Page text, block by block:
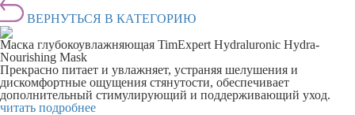
ВЕРНУТЬСЯ В КАТЕГОРИЮ
Маска глубокоувлажняющая TimExpert Hydraluronic Hydra‐
Nourishing Mask
Прекрасно питает и увлажняет, устраняя шелушения и
дискомфортные ощущения стянутости, обеспечивает
дополнительный стимулирующий и поддерживающий уход.
читать подробнее